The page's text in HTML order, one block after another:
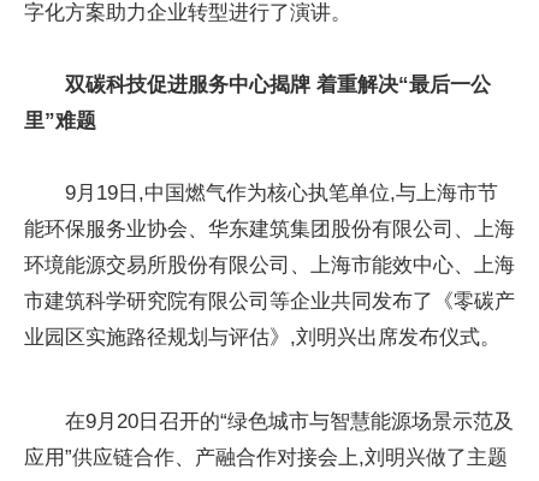
字化方案助力企业转型进行了演讲。
双碳科技促进服务中心揭牌 着重解决“最后一公
里”难题
9月19日,中国燃气作为核心执笔单位,与上海市节
能环保服务业协会、华东建筑集团股份有限公司、上海
环境能源交易所股份有限公司、上海市能效中心、上海
市建筑科学研究院有限公司等企业共同发布了《零碳产
业园区实施路径规划与评估》,刘明兴出席发布仪式。
在9月20日召开的“绿色城市与智慧能源场景示范及
应用”供应链合作、产融合作对接会上,刘明兴做了主题